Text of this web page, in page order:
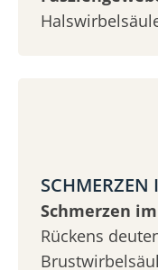
SCHMERZEN
Schmerzen im
Rückens